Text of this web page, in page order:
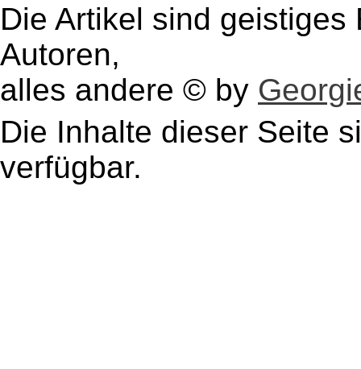
Die Artikel sind
Autoren,
alles andere © by
Die Inhalte dieser Seite
verfügbar.